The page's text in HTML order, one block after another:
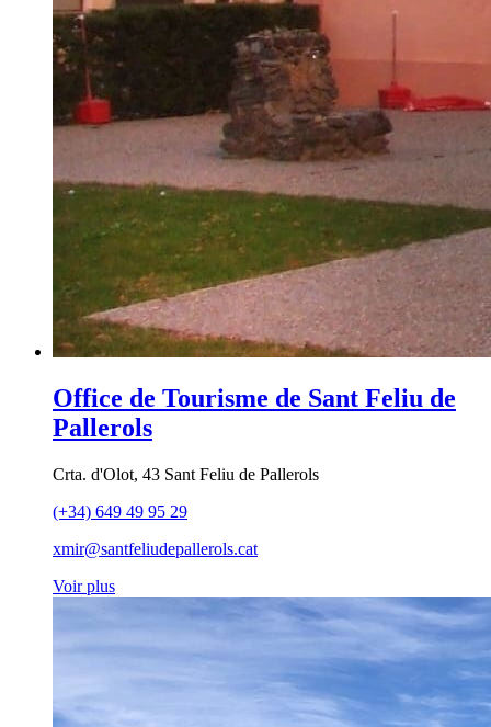
Office de Tourisme de Sant Feliu de
Pallerols
Crta. d'Olot, 43 Sant Feliu de Pallerols
(+34) 649 49 95 29
xmir@santfeliudepallerols.cat
Voir plus